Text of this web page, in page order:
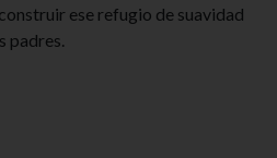
ese refugio de suavidad
padres.